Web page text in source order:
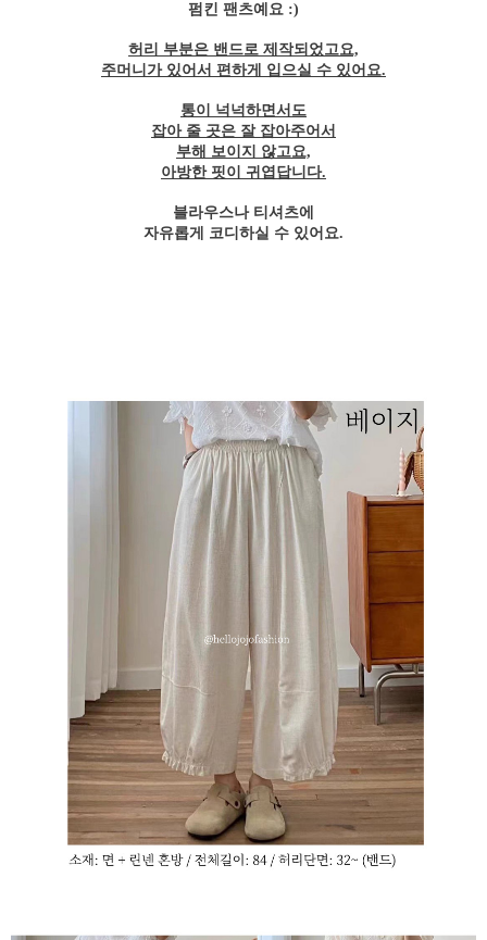
펌킨 팬츠예요 :)
허리 부분은 밴드로 제작되었고요,
주머니가 있어서 편하게 입으실 수 있어요.
통이 넉넉하면서도
잡아 줄 곳은 잘 잡아주어서
부해 보이지 않고요,
아방한 핏이 귀엽답니다.
블라우스나 티셔츠에
자유롭게 코디하실 수 있어요.